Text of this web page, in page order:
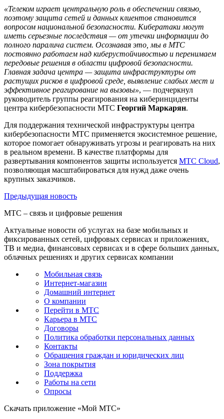
«Телеком играет центральную роль в обеспечении связью,
поэтому защита сетей и данных клиентов становится
вопросом национальной безопасности. Кибератаки могут
иметь серьезные последствия — от утечки информации до
полного паралича систем. Осознавая это, мы в МТС
постоянно работаем над киберустойчивостью и перенимаем
передовые решения в области цифровой безопасности.
Главная задача центра — защита инфраструктуры от
растущих рисков в цифровой среде, выявление слабых мест и
эффективное реагирование на вызовы», — подчеркнул
руководитель группы реагирования на киберинциденты
центра кибербезопасности МТС Георгий Маркарян.
Для поддержания технической инфраструктуры центра
кибербезопасности МТС применяется экосистемное решение,
которое помогает обнаруживать угрозы и реагировать на них
в реальном времени. В качестве платформы для
развертывания компонентов защиты используется МТС Cloud,
позволяющая масштабироваться для нужд даже очень
крупных заказчиков.
Предыдущая новость
МТС – связь и цифровые решения
Актуальные новости об услугах на базе мобильных и
фиксированных сетей, цифровых сервисах и приложениях,
ТВ и медиа, финансовых сервисах и в сфере больших данных,
облачных решениях и других сервисах компании
Мобильная связь
Интернет-магазин
Домашний интернет
О компании
Перейти в МТС
Карьера в МТС
Договоры
Политика обработки персональных данных
Контакты
Обращения граждан и юридических лиц
Зона покрытия
Поддержка
Работы на сети
Опросы
Скачать приложение «Мой МТС»